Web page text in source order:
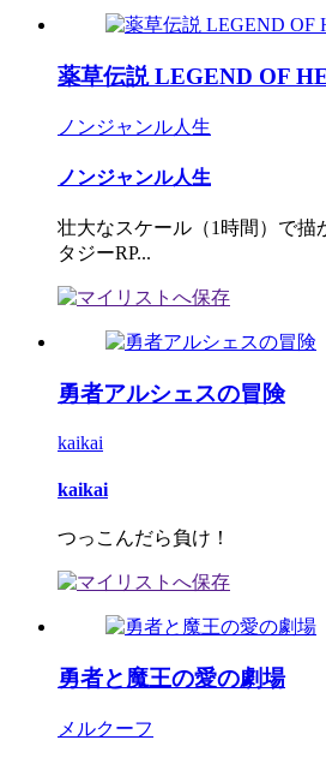
薬草伝説 LEGEND OF
ノンジャンル人生
ノンジャンル人生
壮大なスケール（1時間）で描
タジーRP...
勇者アルシェスの冒険
kaikai
kaikai
つっこんだら負け！
勇者と魔王の愛の劇場
メルクーフ